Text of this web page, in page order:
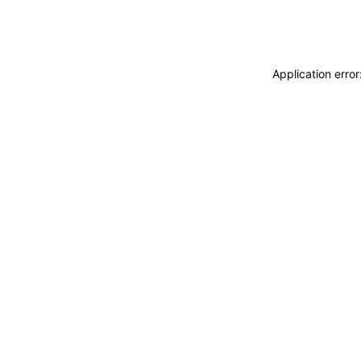
Application